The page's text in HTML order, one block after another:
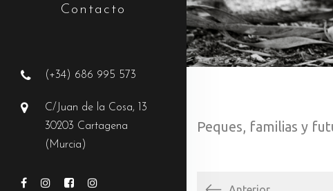
Contacto
(+34) 686 995 573
C/Juan de la Cosa, 13
30203 Cartagena
(Murcia)
Peques, familias y